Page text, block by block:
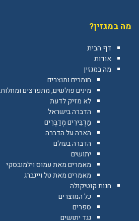
מה במגזין?
דף הבית
אודות
מה במגזין
חומרים ומוצרים
מינים פולשים, מתפרצים ומחלות
לא מזיק לדעת
הדברה בישראל
מַדְבִּירִים מְדַבְּרִים
הארה על הדברה
הדברה בעולם
יתושים
מאמרים מאת עמוס וילמובסקי
מאמרים מאת טל ויינברג
חנות קוטיקולה
כל המוצרים
ספרים
נגד יתושים